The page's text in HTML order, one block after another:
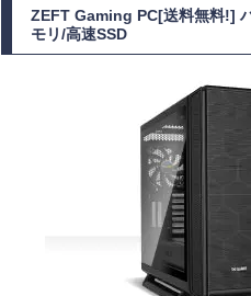
ZEFT Gaming PC[送料無料!]
モリ/高速SSD